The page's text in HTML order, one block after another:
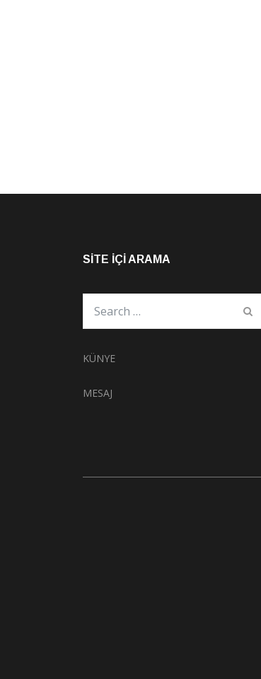
SITE İÇI ARAMA
KÜNYE
MESAJ